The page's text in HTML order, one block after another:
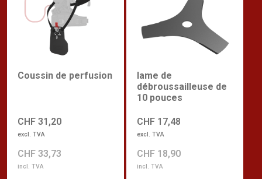
Coussin de perfusion
CHF 31,20
excl. TVA
CHF 33,73
incl. TVA
lame de
débroussailleuse de
10 pouces
CHF 17,48
excl. TVA
CHF 18,90
incl. TVA